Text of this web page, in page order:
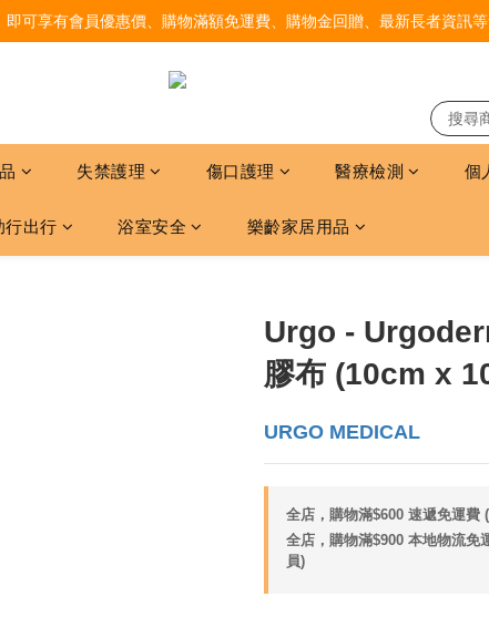
可享有會員優惠價、購物滿額免運費、購物金回贈、最新長者資訊等
失禁護理 傷口護理 醫療檢測 個
行出行 浴室安全 樂齡家居用品
Urgo -
膠布 (10cm x
URGO MEDICAL
全店，購物滿$600 速遞免運費
全店，購物滿$900 本地物流免
員)